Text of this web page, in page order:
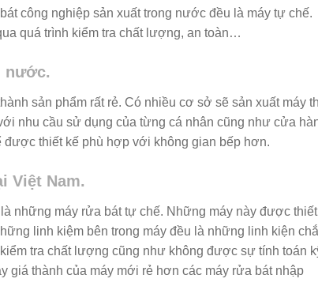
công nghiệp sản xuất trong nước đều là máy tự chế.
quá trình kiểm tra chất lượng, an toàn…
nước.
sản phẩm rất rẻ. Có nhiều cơ sở sẽ sản xuất máy
nhu cầu sử dụng của từng cá nhân cũng như cửa
thiết kế phù hợp với không gian bếp hơn.
Việt Nam.
những máy rửa bát tự chế. Những máy này được
linh kiệm bên trong máy đều là những linh kiện
tra chất lượng cũng như không được sự tính toán
giá thành của máy mới rẻ hơn các máy rửa bát nhập